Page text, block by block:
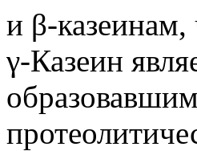
и β-
γ-Казеин